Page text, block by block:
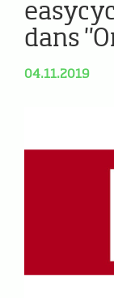
A jour
dans
04.11.2019